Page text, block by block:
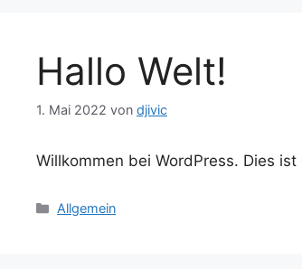
Hallo Welt!
1. Mai 2022 von djivic
Willkommen bei WordPress. Dies
Allgemein